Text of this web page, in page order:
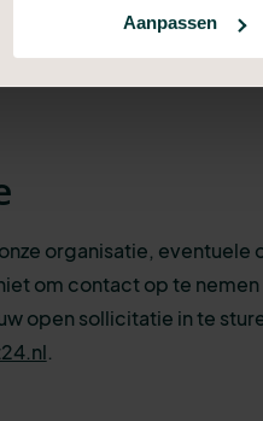
Aanpassen
zijn er vaak open
wij jou!
organisatie, eventuele
om contact op te
open sollicitatie in te
.